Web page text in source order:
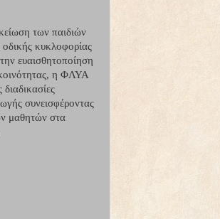
των παιδιών
κυκλοφορίας
ευαισθητοποίηση
η ΦΛΥΑ
συνεισφέροντας
μαθητών στα